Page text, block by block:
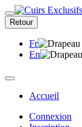
Retour
Fr
En
Accueil
Connexion